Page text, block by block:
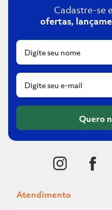
Cadastre-se
ofertas,
Quero
Atendimento